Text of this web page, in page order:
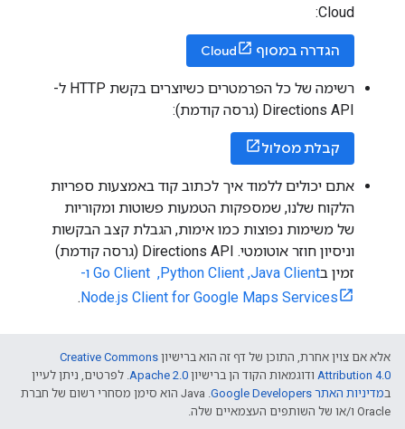
Cloud:
הגדרה במסוף Cloud
רשימה של כל הפרמטרים כשיוצרים בקשת HTTP ל-
Directions API (גרסה קודמת):
קבלת מסלול
אתם יכולים ללמוד איך לכתוב קוד באמצעות ספריות
הלקוח שלנו, שמספקות הטמעות פשוטות ומקוריות
של משימות נפוצות כמו אימות, הגבלת קצב הבקשות
וניסיון חוזר אוטומטי. ‫Directions API (גרסה קודמת)
זמין ב
Java Client,‏ Python Client, ‏ Go Client ו-
Node.js Client for Google Maps Services
.
אלא אם צוין אחרת, התוכן של דף זה הוא ברישיון Creative Commons
Attribution 4.0 ודוגמאות הקוד הן ברישיון Apache 2.0. לפרטים, ניתן לעיין
במדיניות האתר Google Developers‏
.‏ Java הוא סימן מסחרי רשום של חברת
Oracle ו/או של השותפים העצמאיים שלה.